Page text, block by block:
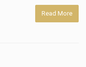
Read More